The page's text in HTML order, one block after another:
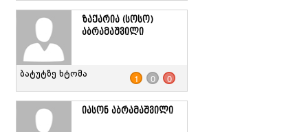
ზაქარია (სოსო)
აბრამაშვილი
ბატუტზე ხტომა 1 0 0
იასონ აბრამაშვილი